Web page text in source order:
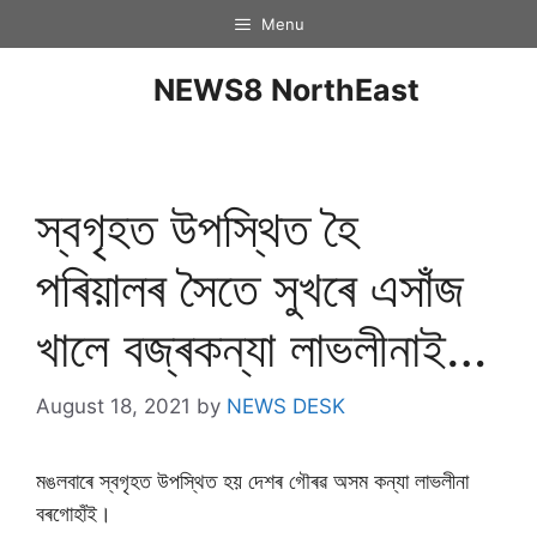
Menu
NEWS8 NorthEast
স্বগৃহত উপস্থিত হৈ
পৰিয়ালৰ সৈতে সুখৰে এসাঁজ
খালে বজ্ৰকন্যা লাভলীনাই…
August 18, 2021 by NEWS DESK
মঙলবাৰে স্বগৃহত উপস্থিত হয় দেশৰ গৌৰৱ অসম কন্যা লাভলীনা
বৰগোহাঁই।